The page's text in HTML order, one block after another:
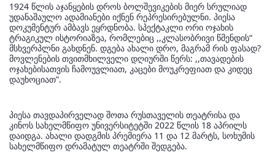
1924 წლის აჯანყების დროს ბოლშევიკების მიერ სრულიად
უდანაშაულო ადამიანები იქნენ რეპრესირებულნი. პიესა
დოკუმენტურ ამბავს ეყრდნობა. სპექტაკლი ორი ოჯახის
ტრაგიკულ ისტორიაზეა, რომლებიც ,,კლასობრივი წმენდის“
მსხვერპლნი გახდნენ. დგება ახალი დრო, მაგრამ რის ფასად?
მოვლენების თვითმხილველი დღიურში წერს: ,,თავადების
ოჯახებისათვის ჩამოუვლიათ, კაცები მოუკრეფიათ და კიდეც
დაუხოციათ”.
პიესა თავდაპირველად შოთა რუსთაველის თეატრისა და
კინოს სახელმწიფო უნივერსიტეტში 2022 წლის 18 აპრილს
დაიდგა. ახალი დადგმის პრემიერა 11 და 12 მარტს, სოხუმის
სახელმწიფო დრამატულ თეატრში შედგება.